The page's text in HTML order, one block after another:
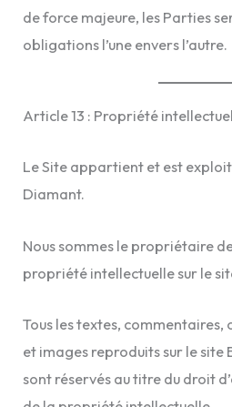
de force majeure, les Parties
obligations l’une envers l’autre.
Article 13 : Propriété
Le Site appartient et est
Diamant.
Nous sommes le propriétaire
propriété intellectuelle sur le
Tous les textes,
et images reproduits sur le site
sont réservés au titre du droit